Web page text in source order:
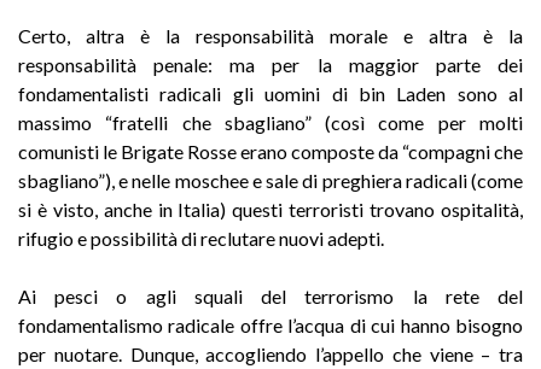
Certo, altra è la responsabilità morale e altra è la
responsabilità penale: ma per la maggior parte dei
fondamentalisti radicali gli uomini di bin Laden sono al
massimo “fratelli che sbagliano” (così come per molti
comunisti le Brigate Rosse erano composte da “compagni che
sbagliano”), e nelle moschee e sale di preghiera radicali (come
si è visto, anche in Italia) questi terroristi trovano ospitalità,
rifugio e possibilità di reclutare nuovi adepti.
Ai pesci o agli squali del terrorismo la rete del
fondamentalismo radicale offre l’acqua di cui hanno bisogno
per nuotare. Dunque, accogliendo l’appello che viene – tra